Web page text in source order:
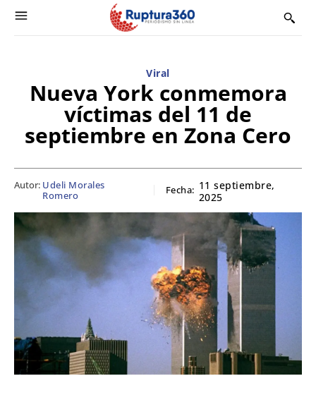
Viral
Nueva York conmemora
víctimas del 11 de
septiembre en Zona Cero
Autor: Udeli Morales
Romero
Fecha: 11 septiembre,
2025